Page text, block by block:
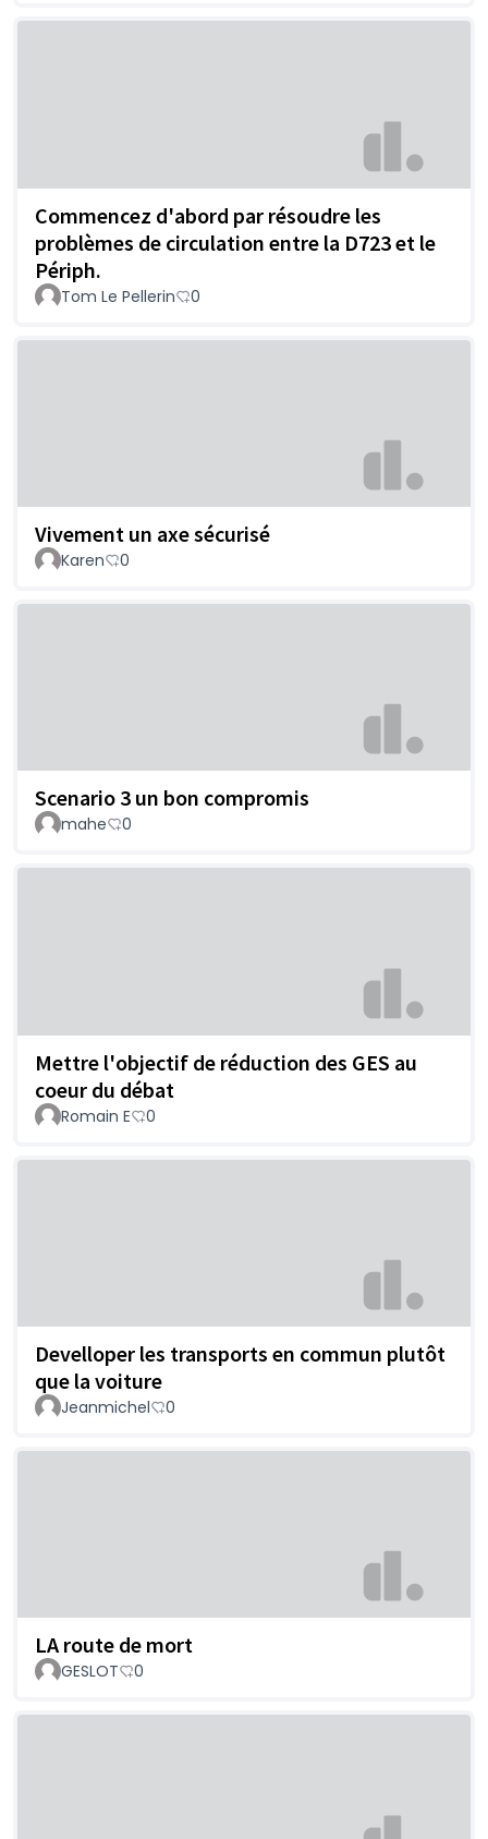
Commencez d'abord par résoudre les
problèmes de circulation entre la D723 et le
Périph.
Tom Le Pellerin 0
Vivement un axe sécurisé
Karen 0
Scenario 3 un bon compromis
mahe 0
Mettre l'objectif de réduction des GES au
coeur du débat
Romain E 0
Develloper les transports en commun plutôt
que la voiture
Jeanmichel 0
LA route de mort
GESLOT 0